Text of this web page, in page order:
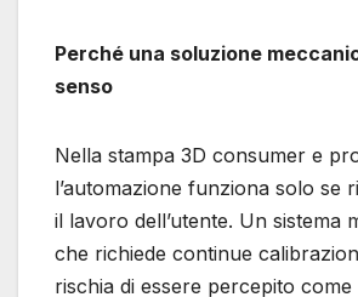
Perché una soluzione
senso
Nella stampa 3D consumer e
l’automazione funziona solo se
il lavoro dell’utente. Un sistema
che richiede continue
rischia di essere percepito come